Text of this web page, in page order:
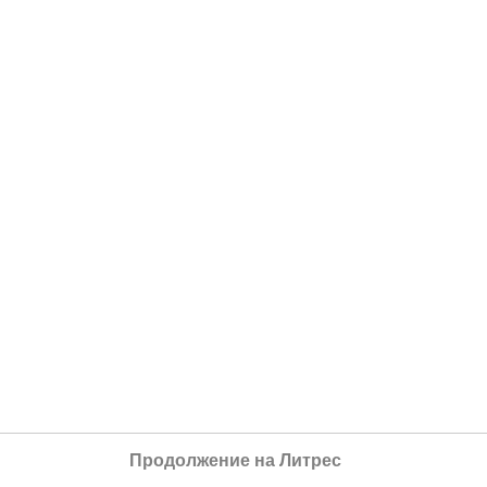
Продолжение на Литрес